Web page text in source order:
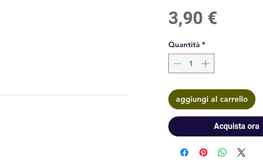
3,90 €Prezzo
Quantità *
aggiungi al carrello
Acquista ora